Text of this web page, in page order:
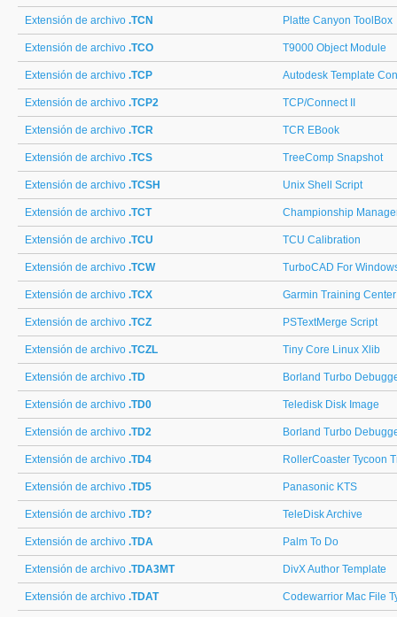
Extensión de archivo .TCN Platte Canyon ToolBox
Extensión de archivo .TCO T9000 Object Module
Extensión de archivo .TCP Autodesk Template
Extensión de archivo .TCP2 TCP/Connect II
Extensión de archivo .TCR TCR EBook
Extensión de archivo .TCS TreeComp Snapshot
Extensión de archivo .TCSH Unix Shell Script
Extensión de archivo .TCT Championship
Extensión de archivo .TCU TCU Calibration
Extensión de archivo .TCW TurboCAD For
Extensión de archivo .TCX Garmin Training
Extensión de archivo .TCZ PSTextMerge Script
Extensión de archivo .TCZL Tiny Core Linux Xlib
Extensión de archivo .TD Borland Turbo
Extensión de archivo .TD0 Teledisk Disk Image
Extensión de archivo .TD2 Borland Turbo
Extensión de archivo .TD4 RollerCoaster Tycoon
Extensión de archivo .TD5 Panasonic KTS
Extensión de archivo .TD? TeleDisk Archive
Extensión de archivo .TDA Palm To Do
Extensión de archivo .TDA3MT DivX Author Template
Extensión de archivo .TDAT Codewarrior Mac File